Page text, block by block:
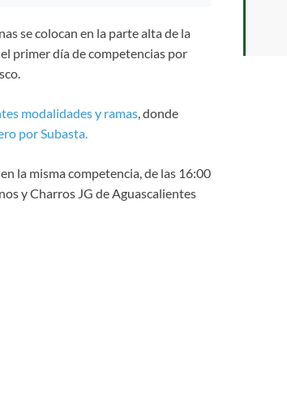
se colocan en la parte alta de la
primer día de competencias por
modalidades y ramas, donde
por Subasta.
la misma competencia, de las 16:00
y Charros JG de Aguascalientes